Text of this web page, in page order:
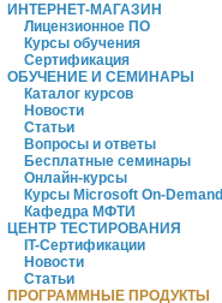
ИНТЕРНЕТ-МАГАЗИН
Лицензионное ПО
Курсы обучения
Сертификация
ОБУЧЕНИЕ И СЕМИНАРЫ
Каталог курсов
Новости
Статьи
Вопросы и ответы
Бесплатные семинары
Онлайн-курсы
Курсы Microsoft On-Demand
Кафедра МФТИ
ЦЕНТР ТЕСТИРОВАНИЯ
IT-Сертификации
Новости
Статьи
ПРОГРАММНЫЕ ПРОДУКТЫ